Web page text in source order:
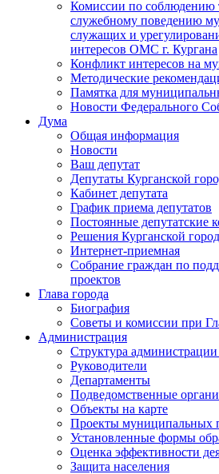
Комиссии по соблюдению
служебному поведению
служащих и
интересов ОМС г. Кургана
Конфликт интересов на
Методические
Памятка для
Новости Федерального
Дума
Общая информация
Новости
Ваш депутат
Депутаты Курганской
Кабинет депутата
График приема депутатов
Постоянные депутатские
Решения Курганской
Интернет-приемная
Собрание граждан по
проектов
Глава города
Биография
Советы и комиссии при
Администрация
Структура администрации
Руководители
Департаменты
Подведомственные
Объекты на карте
Проекты муниципальных
Установленные формы
Оценка эффективности
Защита населения